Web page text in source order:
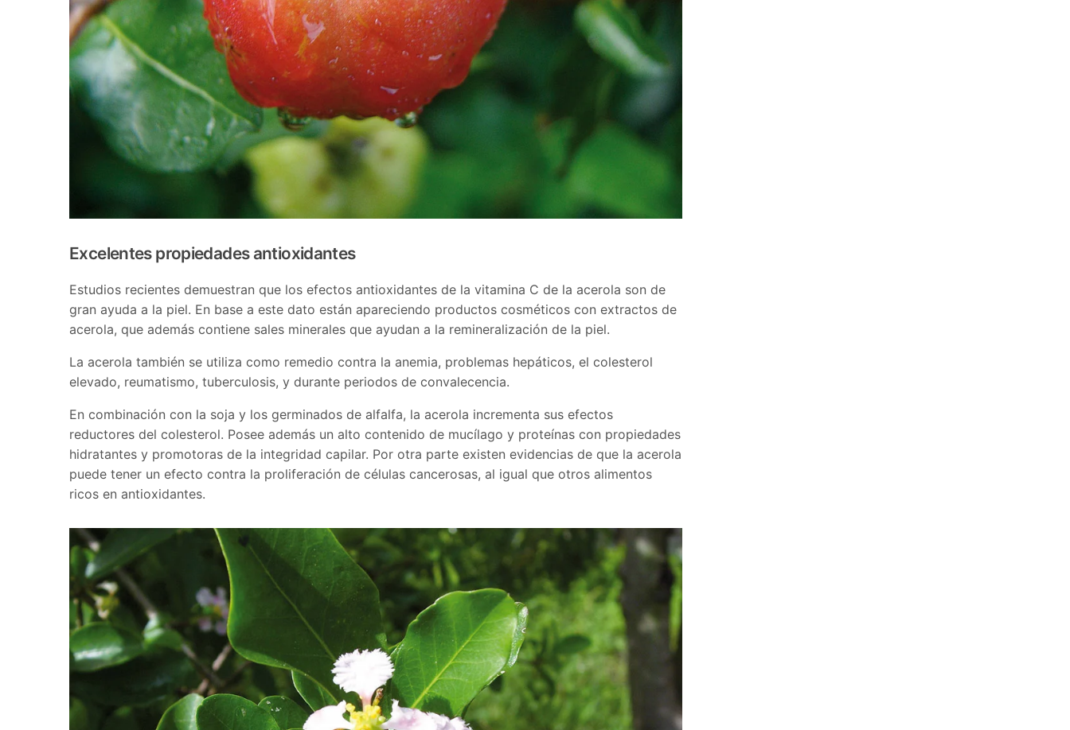
Excelentes propiedades antioxidantes
Estudios recientes demuestran que los efectos antioxidantes de la vitamina C de la acerola son de
gran ayuda a la piel. En base a este dato están apareciendo productos cosméticos con extractos de
acerola, que además contiene sales minerales que ayudan a la remineralización de la piel.
La acerola también se utiliza como remedio contra la anemia, problemas hepáticos, el colesterol
elevado, reumatismo, tuberculosis, y durante periodos de convalecencia.
En combinación con la soja y los germinados de alfalfa, la acerola incrementa sus efectos
reductores del colesterol. Posee además un alto contenido de mucílago y proteínas con propiedades
hidratantes y promotoras de la integridad capilar. Por otra parte existen evidencias de que la acerola
puede tener un efecto contra la proliferación de células cancerosas, al igual que otros alimentos
ricos en antioxidantes.